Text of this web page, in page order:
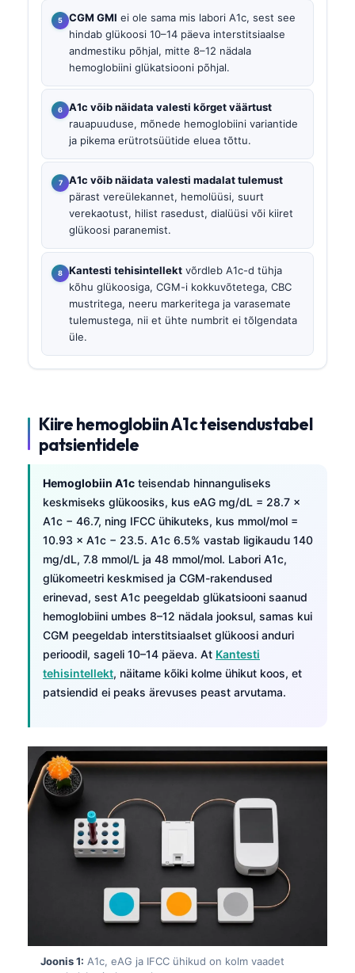
CGM GMI ei ole sama mis labori A1c, sest see
hindab glükoosi 10–14 päeva interstitsiaalse
andmestiku põhjal, mitte 8–12 nädala
hemoglobiini glükatsiooni põhjal.
A1c võib näidata valesti kõrget väärtust
rauapuuduse, mõnede hemoglobiini variantide
ja pikema erütrotsüütide eluea tõttu.
A1c võib näidata valesti madalat tulemust
pärast vereülekannet, hemolüüsi, suurt
verekaotust, hilist rasedust, dialüüsi või kiiret
glükoosi paranemist.
Kantesti tehisintellekt võrdleb A1c-d tühja
kõhu glükoosiga, CGM-i kokkuvõtetega, CBC
mustritega, neeru markeritega ja varasemate
tulemustega, nii et ühte numbrit ei tõlgendata
üle.
Kiire hemoglobiin A1c teisendustabel
patsientidele
Hemoglobiin A1c teisendab hinnanguliseks
keskmiseks glükoosiks, kus eAG mg/dL = 28.7 ×
A1c − 46.7, ning IFCC ühikuteks, kus mmol/mol =
10.93 × A1c − 23.5. A1c 6.5% vastab ligikaudu 140
mg/dL, 7.8 mmol/L ja 48 mmol/mol. Labori A1c,
glükomeetri keskmised ja CGM-rakendused
erinevad, sest A1c peegeldab glükatsiooni saanud
hemoglobiini umbes 8–12 nädala jooksul, samas kui
CGM peegeldab interstitsiaalset glükoosi anduri
perioodil, sageli 10–14 päeva. At Kantesti
tehisintellekt, näitame kõiki kolme ühikut koos, et
patsiendid ei peaks ärevuses peast arvutama.
Joonis 1: A1c, eAG ja IFCC ühikud on kolm vaadet